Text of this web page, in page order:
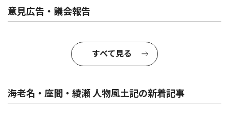
意見広告・議会報告
すべて見る
海老名・座間・綾瀬 人物風土記の新着記事